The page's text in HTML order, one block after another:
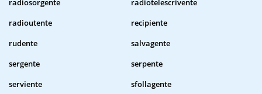
radiosorgente
radiotelescrivente
radioutente
recipiente
rudente
salvagente
sergente
serpente
serviente
sfollagente